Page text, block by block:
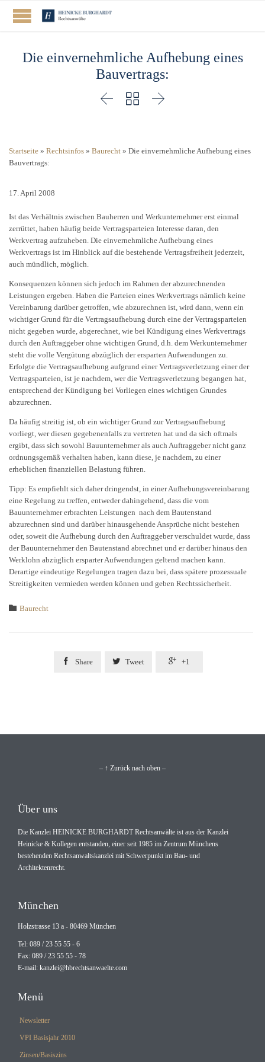
Die einvernehmliche Aufhebung eines
Bauvertrags:
  
Startseite » Rechtsinfos » Baurecht » Die einvernehmliche Aufhebung eines
Bauvertrags:
17. April 2008
Ist das Verhältnis zwischen Bauherren und Werkunternehmer erst einmal
zerrüttet, haben häufig beide Vertragsparteien Interesse daran, den
Werkvertrag aufzuheben. Die einvernehmliche Aufhebung eines
Werkvertrags ist im Hinblick auf die bestehende Vertragsfreiheit jederzeit,
auch mündlich, möglich.
Konsequenzen können sich jedoch im Rahmen der abzurechnenden
Leistungen ergeben. Haben die Parteien eines Werkvertrags nämlich keine
Vereinbarung darüber getroffen, wie abzurechnen ist, wird dann, wenn ein
wichtiger Grund für die Vertragsaufhebung durch eine der Vertragsparteien
nicht gegeben wurde, abgerechnet, wie bei Kündigung eines Werkvertrags
durch den Auftraggeber ohne wichtigen Grund, d.h. dem Werkunternehmer
steht die volle Vergütung abzüglich der ersparten Aufwendungen zu.
Erfolgte die Vertragsaufhebung aufgrund einer Vertragsverletzung einer der
Vertragsparteien, ist je nachdem, wer die Vertragsverletzung begangen hat,
entsprechend der Kündigung bei Vorliegen eines wichtigen Grundes
abzurechnen.
Da häufig streitig ist, ob ein wichtiger Grund zur Vertragsaufhebung
vorliegt, wer diesen gegebenenfalls zu vertreten hat und da sich oftmals
ergibt, dass sich sowohl Bauunternehmer als auch Auftraggeber nicht ganz
ordnungsgemäß verhalten haben, kann diese, je nachdem, zu einer
erheblichen finanziellen Belastung führen.
Tipp: Es empfiehlt sich daher dringendst, in einer Aufhebungsvereinbarung
eine Regelung zu treffen, entweder dahingehend, dass die vom
Bauunternehmer erbrachten Leistungen nach dem Bautenstand
abzurechnen sind und darüber hinausgehende Ansprüche nicht bestehen
oder, soweit die Aufhebung durch den Auftraggeber verschuldet wurde, dass
der Bauunternehmer den Bautenstand abrechnet und er darüber hinaus den
Werklohn abzüglich ersparter Aufwendungen geltend machen kann.
Derartige eindeutige Regelungen tragen dazu bei, dass spätere prozessuale
Streitigkeiten vermieden werden können und geben Rechtssicherheit.
 Category
Baurecht
 Share  Tweet  +1
– ↑ Zurück nach oben –
Über uns
Die Kanzlei HEINICKE BURGHARDT Rechtsanwälte ist aus der Kanzlei
Heinicke & Kollegen entstanden, einer seit 1985 im Zentrum Münchens
bestehenden Rechtsanwaltskanzlei mit Schwerpunkt im Bau- und
Architektenrecht.
München
Holzstrasse 13 a - 80469 München
Tel: 089 / 23 55 55 - 6
Fax: 089 / 23 55 55 - 78
E-mail: kanzlei@hbrechtsanwaelte.com
Menü
Newsletter
VPI Basisjahr 2010
Zinsen/Basiszins